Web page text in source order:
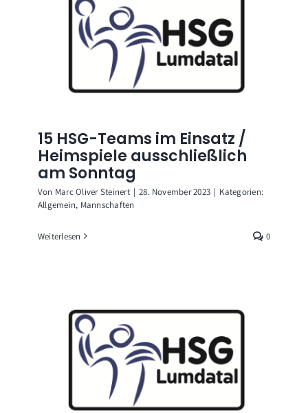
15 HSG-Teams im Einsatz /
Heimspiele ausschließlich
am Sonntag
Von Marc Oliver Steinert | 28. November 2023 | Kategorien:
Allgemein, Mannschaften
Weiterlesen 0